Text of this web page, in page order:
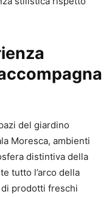
del giardino
Moresca, ambienti
distintiva della
tutto l’arco della
prodotti freschi